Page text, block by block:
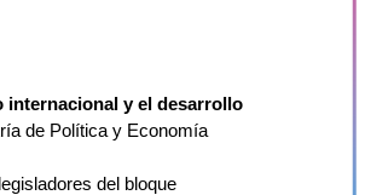
internacional y el desarrollo
de Política y Economía
del bloque